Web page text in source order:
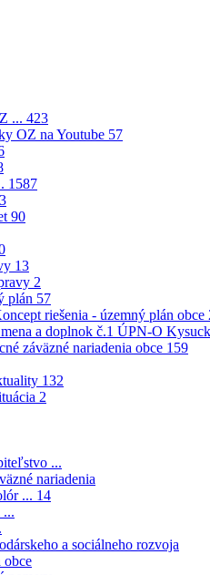
... 423
OZ na Youtube 57
1587
90
13
2
plán 57
riešenia - územný plán obce
a doplnok č.1 ÚPN-O
záväzné nariadenia obce 159
132
2
...
nariadenia
... 14
a sociálneho rozvoja
obce